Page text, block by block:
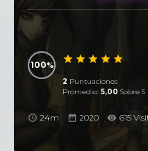
100
2 Puntuaciones
Promedio: 5,00 Sobre 5
24m 2020 615